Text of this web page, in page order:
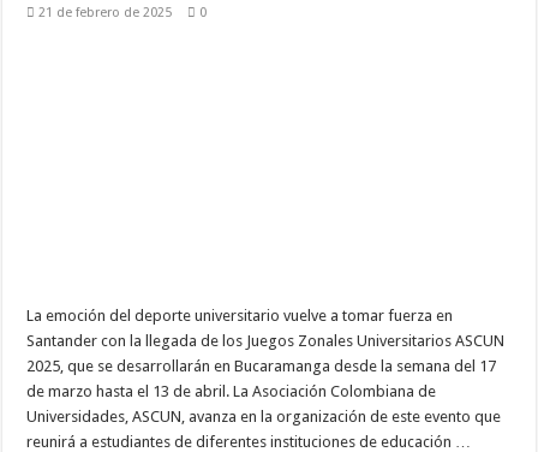
21 de febrero de 2025 0
La emoción del deporte universitario vuelve a tomar fuerza en
Santander con la llegada de los Juegos Zonales Universitarios ASCUN
2025, que se desarrollarán en Bucaramanga desde la semana del 17
de marzo hasta el 13 de abril. La Asociación Colombiana de
Universidades, ASCUN, avanza en la organización de este evento que
reunirá a estudiantes de diferentes instituciones de educación …